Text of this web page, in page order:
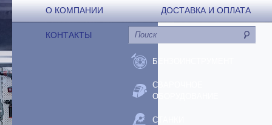
О КОМПАНИИ ДОСТАВКА И ОПЛАТА
КОНТАКТЫ
БЕНЗОИНСТРУМЕНТ
СВАРОЧНОЕ
ОБОРУДОВАНИЕ
СТАНКИ